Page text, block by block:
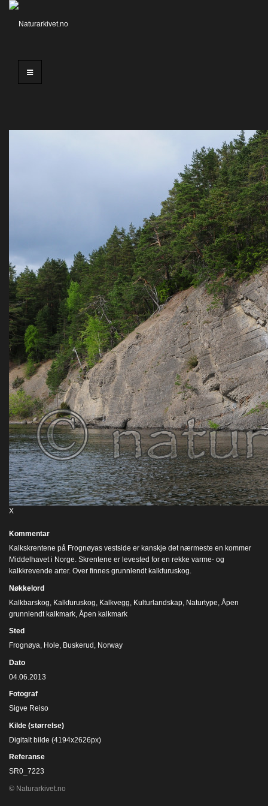
X
Kommentar
Kalkskrentene på Frognøyas vestside er kanskje det nærmeste en kommer
Middelhavet i Norge. Skrentene er levested for en rekke varme- og
kalkkrevende arter. Over finnes grunnlendt kalkfuruskog.
Nøkkelord
Kalkbarskog Kalkfuruskog Kalkvegg Kulturlandskap Naturtype Åpen
grunnlendt kalkmark Åpen kalkmark
Sted
Frognøya, Hole, Buskerud, Norway
Dato
04.06.2013
Fotograf
Sigve Reiso
Kilde (størrelse)
Digitalt bilde (4194x2626px)
Referanse
SR0_7223
© Naturarkivet.no